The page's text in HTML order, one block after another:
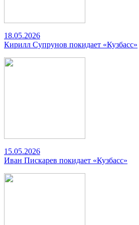
18.05.2026
Кирилл Супрунов покидает «Кузбасс»
15.05.2026
Иван Пискарев покидает «Кузбасс»